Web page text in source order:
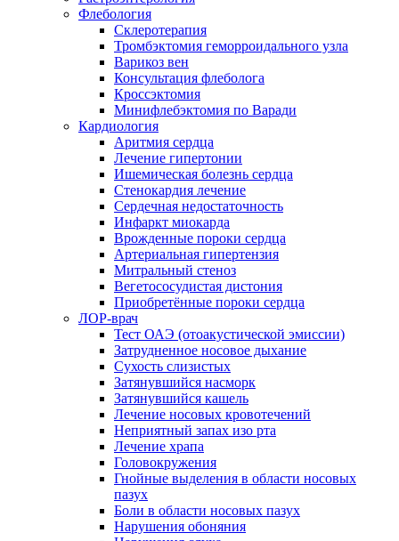
Флебология
Склеротерапия
Тромбэктомия геморроидального узла
Варикоз вен
Консультация флеболога
Кроссэктомия
Минифлебэктомия по Варади
Кардиология
Аритмия сердца
Лечение гипертонии
Ишемическая болезнь сердца
Стенокардия лечение
Сердечная недостаточность
Инфаркт миокарда
Врожденные пороки сердца
Артериальная гипертензия
Митральный стеноз
Вегетососудистая дистония
Приобретённые пороки сердца
ЛОР-врач
Тест ОАЭ (отоакустической эмиссии)
Затрудненное носовое дыхание
Сухость слизистых
Затянувшийся насморк
Затянувшийся кашель
Лечение носовых кровотечений
Неприятный запах изо рта
Лечение храпа
Головокружения
Гнойные выделения в области носовых
пазух
Боли в области носовых пазух
Нарушения обоняния